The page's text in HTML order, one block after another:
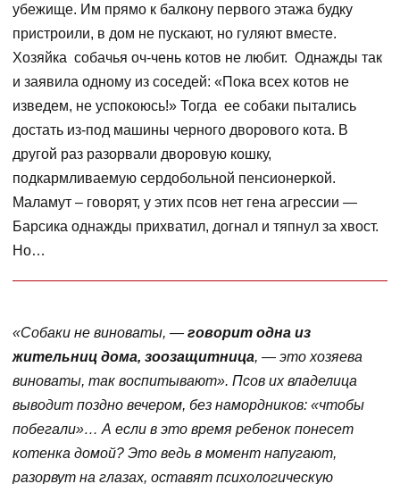
убежище. Им прямо к балкону первого этажа будку
пристроили, в дом не пускают, но гуляют вместе.
Хозяйка собачья оч-чень котов не любит. Однажды так
и заявила одному из соседей: «Пока всех котов не
изведем, не успокоюсь!» Тогда ее собаки пытались
достать из-под машины черного дворового кота. В
другой раз разорвали дворовую кошку,
подкармливаемую сердобольной пенсионеркой.
Маламут – говорят, у этих псов нет гена агрессии —
Барсика однажды прихватил, догнал и тяпнул за хвост.
Но…
«Собаки не виноваты, — говорит одна из
жительниц дома, зоозащитница, — это хозяева
виноваты, так воспитывают». Псов их владелица
выводит поздно вечером, без намордников: «чтобы
побегали»… А если в это время ребенок понесет
котенка домой? Это ведь в момент напугают,
разорвут на глазах, оставят психологическую